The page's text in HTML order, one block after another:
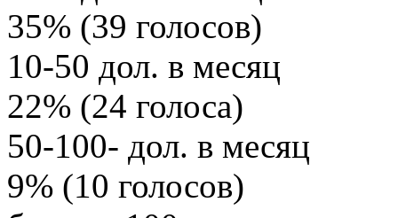
35% (39 голосов)
10-50 дол. в месяц
22% (24 голоса)
50-100- дол. в месяц
9% (10 голосов)